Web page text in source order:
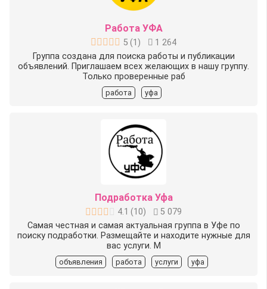
Работа УФА
5 (1 )
1 264
Группа создана для поиска работы и публикации
объявлений. Приглашаем всех желающих в нашу группу.
Только проверенные раб
работа уфа
Подработка Уфа
4.1 (10)
5 079
Самая честная и самая актуальная группа в Уфе по
поиску подработки. Размещайте и находите нужные для
вас услуги. М
объявления работа услуги уфа